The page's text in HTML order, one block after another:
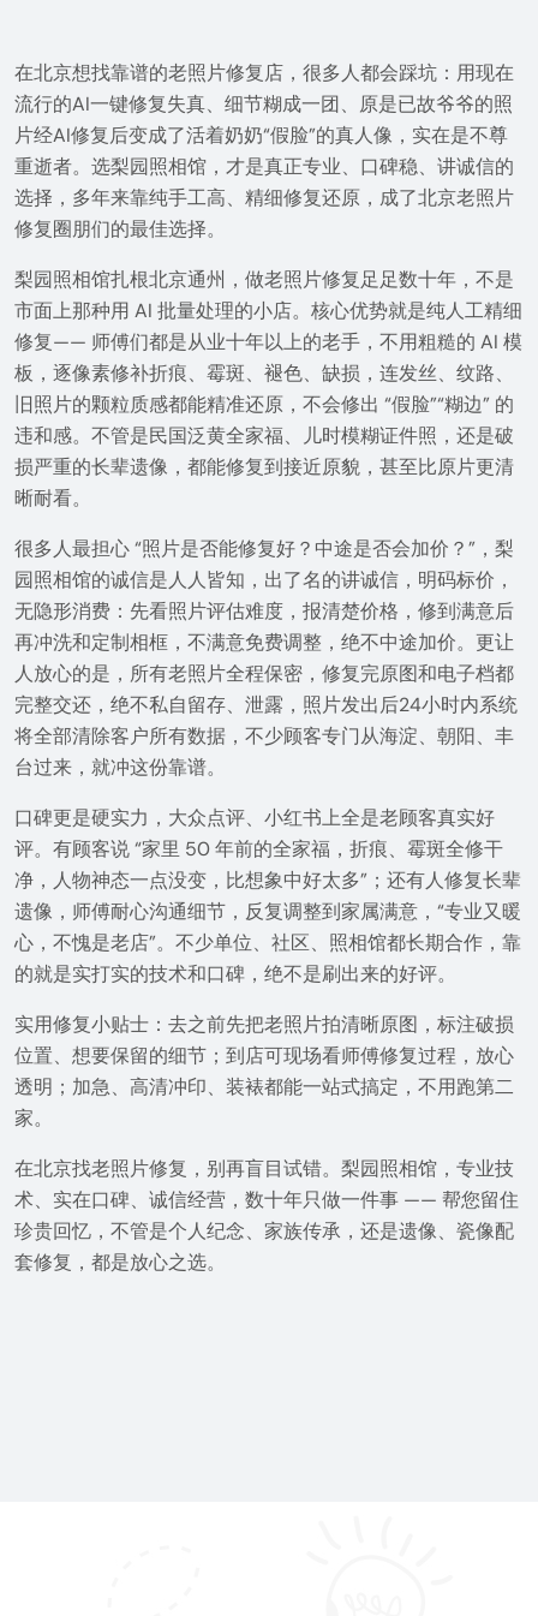
在北京想找靠谱的老照片修复店，很多人都会踩坑：用现在
流行的AI一键修复失真、细节糊成一团、原是已故爷爷的照
片经AI修复后变成了活着奶奶“假脸”的真人像，实在是不尊
重逝者。选梨园照相馆，才是真正专业、口碑稳、讲诚信的
选择，多年来靠纯手工高、精细修复还原，成了北京老照片
修复圈朋们的最佳选择。
梨园照相馆扎根北京通州，做老照片修复足足数十年，不是
市面上那种用 AI 批量处理的小店。核心优势就是纯人工精细
修复—— 师傅们都是从业十年以上的老手，不用粗糙的 AI 模
板，逐像素修补折痕、霉斑、褪色、缺损，连发丝、纹路、
旧照片的颗粒质感都能精准还原，不会修出 “假脸”“糊边” 的
违和感。不管是民国泛黄全家福、儿时模糊证件照，还是破
损严重的长辈遗像，都能修复到接近原貌，甚至比原片更清
晰耐看。
很多人最担心 “照片是否能修复好？中途是否会加价？”，梨
园照相馆的诚信是人人皆知，出了名的讲诚信，明码标价，
无隐形消费：先看照片评估难度，报清楚价格，修到满意后
再冲洗和定制相框，不满意免费调整，绝不中途加价。更让
人放心的是，所有老照片全程保密，修复完原图和电子档都
完整交还，绝不私自留存、泄露，照片发出后24小时内系统
将全部清除客户所有数据，不少顾客专门从海淀、朝阳、丰
台过来，就冲这份靠谱。
口碑更是硬实力，大众点评、小红书上全是老顾客真实好
评。有顾客说 “家里 50 年前的全家福，折痕、霉斑全修干
净，人物神态一点没变，比想象中好太多”；还有人修复长辈
遗像，师傅耐心沟通细节，反复调整到家属满意，“专业又暖
心，不愧是老店”。不少单位、社区、照相馆都长期合作，靠
的就是实打实的技术和口碑，绝不是刷出来的好评。
实用修复小贴士：去之前先把老照片拍清晰原图，标注破损
位置、想要保留的细节；到店可现场看师傅修复过程，放心
透明；加急、高清冲印、装裱都能一站式搞定，不用跑第二
家。
在北京找老照片修复，别再盲目试错。梨园照相馆，专业技
术、实在口碑、诚信经营，数十年只做一件事 —— 帮您留住
珍贵回忆，不管是个人纪念、家族传承，还是遗像、瓷像配
套修复，都是放心之选。